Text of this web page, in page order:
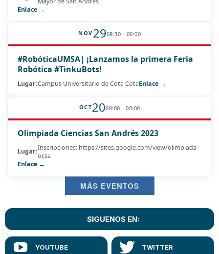
Enlace →
NOV 2908:30 - 00:00
#RobóticaUMSA| ¡Lanzamos la primera Feria
Robótica #TinkuBots!
Lugar:Campus Universitario de Cota CotaEnlace →
OCT2008:00 - 00:00
Olimpiada Ciencias San Andrés 2023
Lugar:Inscripciones: https://sites.google.com/view/olimpiada-
ocsa
Enlace →
MÁS EVENTOS
SIGUENOS EN: